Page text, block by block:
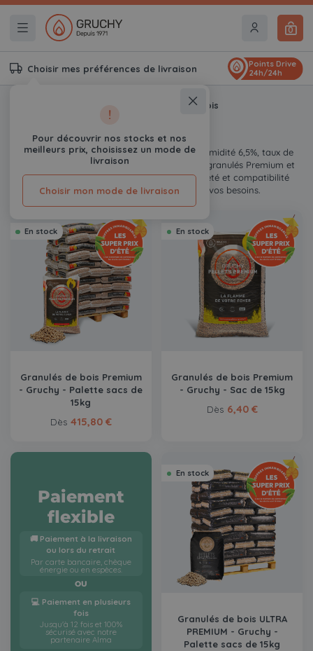
0
Choisir mes préférences de livraison
!
Pour découvrir nos stocks et nos
meilleurs prix, choisissez un mode de
livraison
Choisir mon mode de livraison
Points Drive
24h/24h
Granulés de bois
Pellets certifiés DINplus : haut rendement, humidité 6,5%, taux de
fines 0,3%, cendres très faibles (0,35%). Nos granulés Premium et
Ultra Premium offrent performance, propreté et compatibilité
totale. Trouvez la palette adaptée à vos besoins.
En stock
Granulés de bois Premium
- Gruchy - Palette sacs de
15kg
Dès 415,80 €
En stock
Granulés de bois Premium
- Gruchy - Sac de 15kg
Dès 6,40 €
Paiement
flexible
🚚 Paiement à la livraison
ou lors du retrait
Par carte bancaire, chèque
énergie ou en espèces.
OU
💻 Paiement en plusieurs
fois
Jusqu'à 12 fois et 100%
sécurisé avec notre
partenaire Alma
En stock
Granulés de bois ULTRA
PREMIUM - Gruchy -
Palette sacs de 15kg